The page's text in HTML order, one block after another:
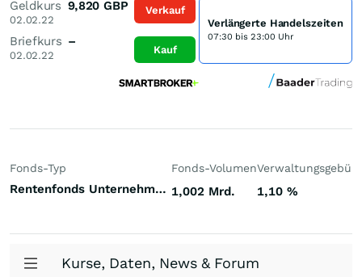
Geldkurs
02.02.22
9,820 GBP
Briefkurs
02.02.22
–
Verkauf
Kauf
Verlängerte Handelszeiten
07:30 bis 23:00 Uhr
Fonds-Typ
Rentenfonds Unternehmensanleihen höherverzinst Welt Hartwährungen (Welt)
Fonds-Volumen
1,002 Mrd. 1,10 %
Kurse, Daten, News & Forum